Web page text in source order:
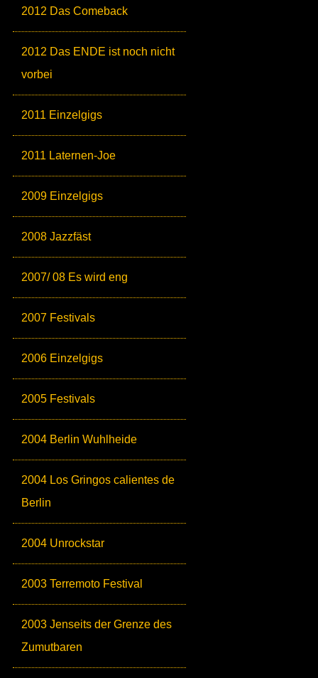
2012 Das Comeback
2012 Das ENDE ist noch nicht
vorbei
2011 Einzelgigs
2011 Laternen-Joe
2009 Einzelgigs
2008 Jazzfäst
2007/ 08 Es wird eng
2007 Festivals
2006 Einzelgigs
2005 Festivals
2004 Berlin Wuhlheide
2004 Los Gringos calientes de
Berlin
2004 Unrockstar
2003 Terremoto Festival
2003 Jenseits der Grenze des
Zumutbaren